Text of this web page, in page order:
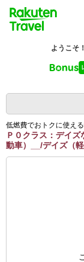
低燃費でおトクに使える
Ｐ０クラス：デイ
動車）__/デイズ（